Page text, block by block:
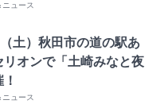
ニュース
土）秋田市の道の駅あ
リオンで「土崎みなと夜
ニュース